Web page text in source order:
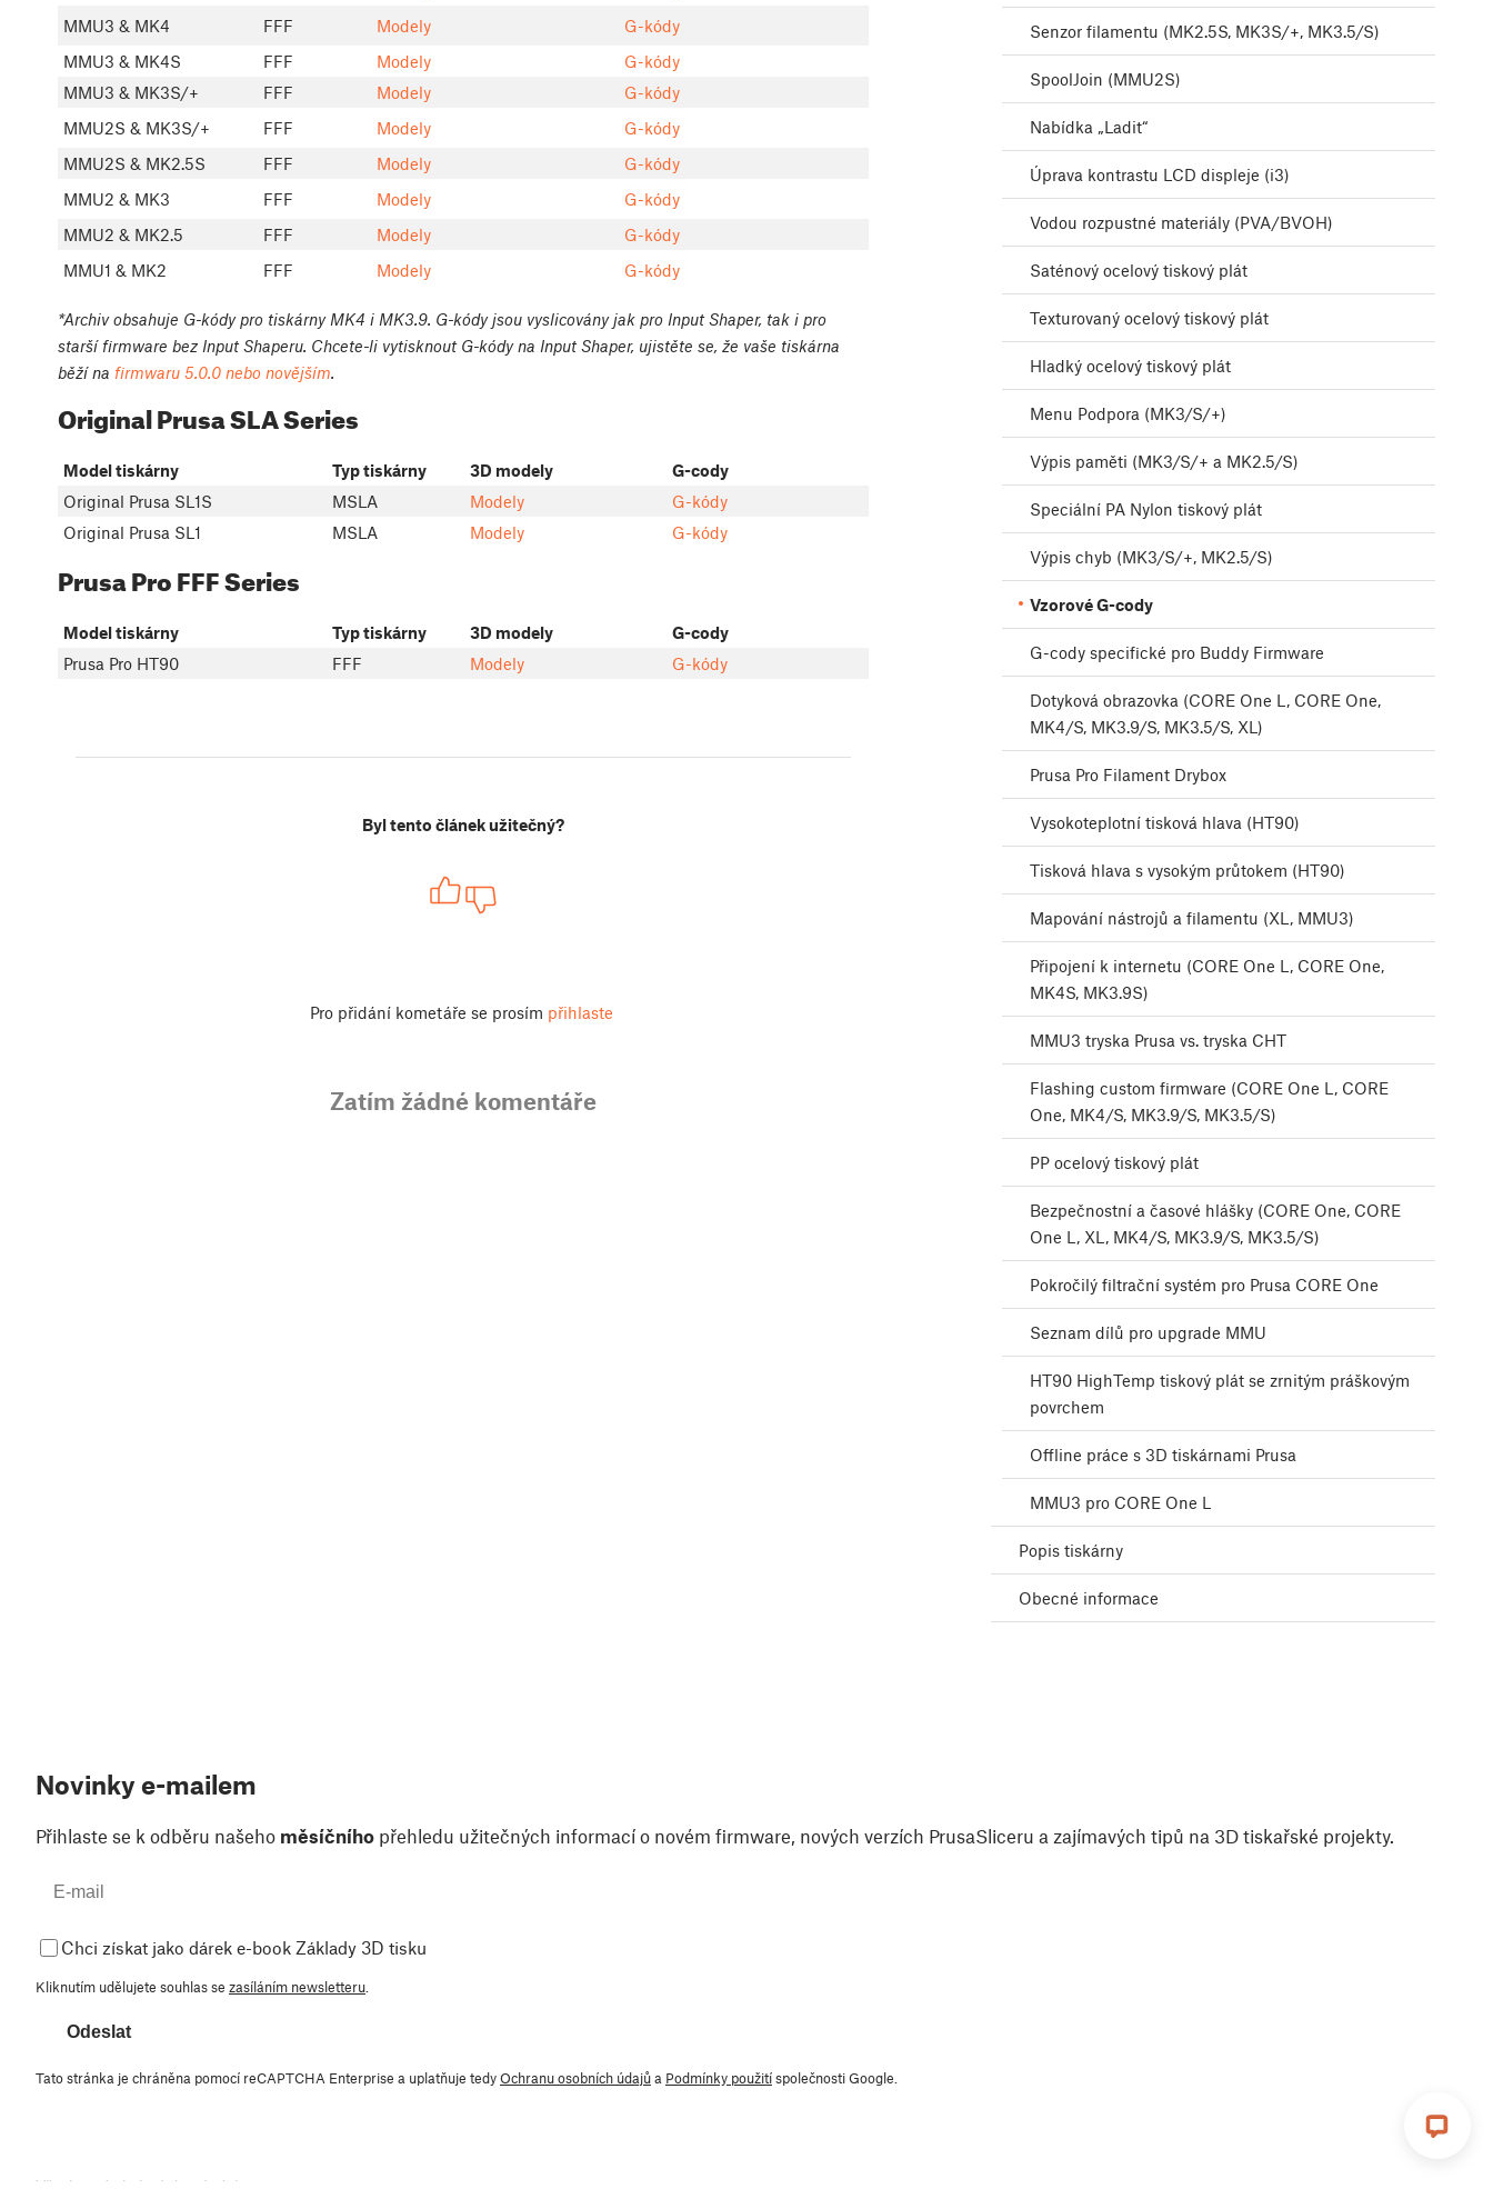
MMU3 & MK4
FFF Modely
G-kódy
MMU3 & MK4S
FFF Modely
G-kódy
MMU3 & MK3S/+
FFF Modely
G-kódy
MMU2S & MK3S/+
FFF Modely
G-kódy
MMU2S & MK2.5S
FFF Modely
G-kódy
MMU2 & MK3
FFF Modely
G-kódy
MMU2 & MK2.5
FFF Modely
G-kódy
MMU1 & MK2
FFF Modely G-kódy
*Archiv obsahuje G-kódy pro tiskárny MK4 i MK3.9. G-kódy jsou vyslicovány jak pro Input Shaper, tak i pro
starší firmware bez Input Shaperu. Chcete-li vytisknout G-kódy na Input Shaper, ujistěte se, že vaše tiskárna
běží na firmwaru 5.0.0 nebo novějším.
Original Prusa SLA Series
Model tiskárny Typ tiskárny 3D modely
G-cody
Original Prusa SL1S
MSLA Modely
G-kódy
Original Prusa SL1
MSLA Modely G-kódy
Prusa Pro FFF Series
Model tiskárny Typ tiskárny 3D modely
G-cody
Prusa Pro HT90
FFF Modely G-kódy
Byl tento článek užitečný?
Pro přidání kometáře se prosím přihlaste
Zatím žádné komentáře
Senzor filamentu (MK2.5S, MK3S/+, MK3.5/S)
SpoolJoin (MMU2S)
Nabídka „Ladit“
Úprava kontrastu LCD displeje (i3)
Vodou rozpustné materiály (PVA/BVOH)
Saténový ocelový tiskový plát
Texturovaný ocelový tiskový plát
Hladký ocelový tiskový plát
Menu Podpora (MK3/S/+)
Výpis paměti (MK3/S/+ a MK2.5/S)
Speciální PA Nylon tiskový plát
Výpis chyb (MK3/S/+, MK2.5/S)
Vzorové G-cody
G-cody specifické pro Buddy Firmware
Dotyková obrazovka (CORE One L, CORE One,
MK4/S, MK3.9/S, MK3.5/S, XL)
Prusa Pro Filament Drybox
Vysokoteplotní tisková hlava (HT90)
Tisková hlava s vysokým průtokem (HT90)
Mapování nástrojů a filamentu (XL, MMU3)
Připojení k internetu (CORE One L, CORE One,
MK4S, MK3.9S)
MMU3 tryska Prusa vs. tryska CHT
Flashing custom firmware (CORE One L, CORE
One, MK4/S, MK3.9/S, MK3.5/S)
PP ocelový tiskový plát
Bezpečnostní a časové hlášky (CORE One, CORE
One L, XL, MK4/S, MK3.9/S, MK3.5/S)
Pokročilý filtrační systém pro Prusa CORE One
Seznam dílů pro upgrade MMU
HT90 HighTemp tiskový plát se zrnitým práškovým
povrchem
Offline práce s 3D tiskárnami Prusa
MMU3 pro CORE One L
Popis tiskárny
Obecné informace
Novinky e-mailem
Přihlaste se k odběru našeho měsíčního přehledu užitečných informací o novém firmware, nových verzích PrusaSliceru a zajímavých tipů na 3D tiskařské projekty.
Chci získat jako dárek e-book Základy 3D tisku
Kliknutím udělujete souhlas se zasíláním newsletteru
Odeslat
Tato stránka je chráněna pomocí reCAPTCHA Enterprise a uplatňuje tedyOchranu osobních údajůa Podmínky použitíspolečnosti Google.
Všeobecné obchodní podmínky